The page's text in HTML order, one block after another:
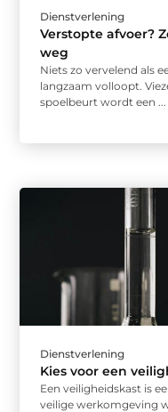
Dienstverlening
Verstopte afvoer?
weg
Niets zo vervelend als
langzaam volloopt.
spoelbeurt wordt een ...
Dienstverlening
Kies voor een
Een veiligheidskast is
veilige werkomgeving